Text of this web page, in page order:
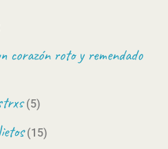
corazón roto y remendado
(5)
(15)